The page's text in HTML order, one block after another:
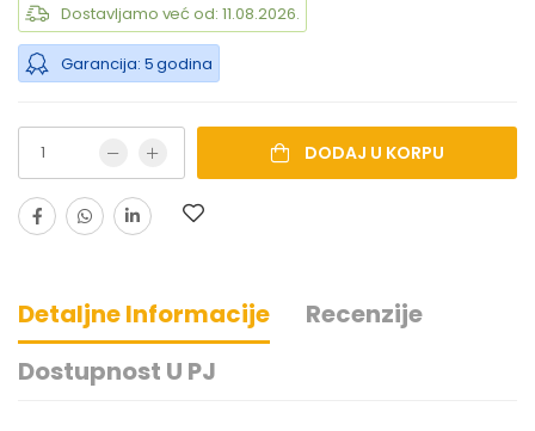
Dostavljamo već od: 11.08.2026.
Garancija: 5 godina
DODAJ U KORPU
Detaljne Informacije
Recenzije
Dostupnost U PJ